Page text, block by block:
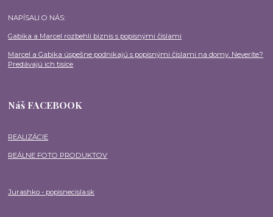
NAPÍSALI O NÁS:
Gabika a Marcel rozbehli biznis s popisnými číslami
Marcel a Gabika úspešne podnikajú s popisnými číslami na domy. Neveríte?
Predávajú ich tisíce
Náš FACEBOOK
REALIZÁCIE
REÁLNE FOTO PRODUKTOV
Jurashko - popisnecisla.sk